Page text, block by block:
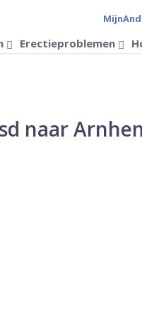
Erectieproblemen
naar